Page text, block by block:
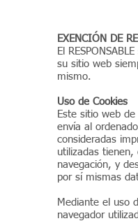
EXENCIÓN DE
El
su sitio web
mismo.
Uso de Cookies
Este sitio web
envía al
consideradas
utilizadas
navegación, y
por sí mismas
Mediante el uso
navegador